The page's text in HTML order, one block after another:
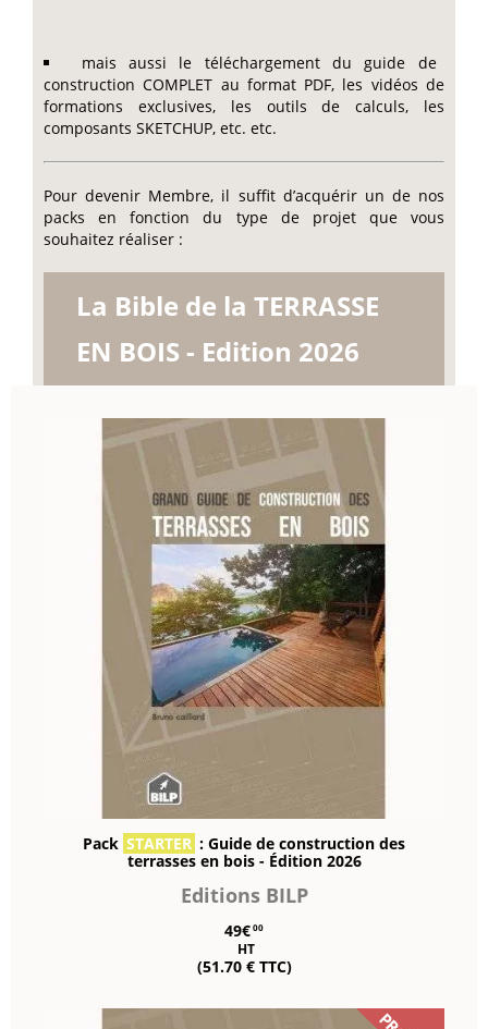
mais aussi le téléchargement du guide de
construction COMPLET au format PDF, les vidéos de
formations exclusives, les outils de calculs, les
composants SKETCHUP, etc. etc.
Pour devenir Membre, il suffit d’acquérir un de nos
packs en fonction du type de projet que vous
souhaitez réaliser :
La Bible de la TERRASSE
EN BOIS - Edition 2026
Pack STARTER : Guide de construction des
terrasses en bois - Édition 2026
Editions BILP
49€00
HT
(51.70 € TTC)